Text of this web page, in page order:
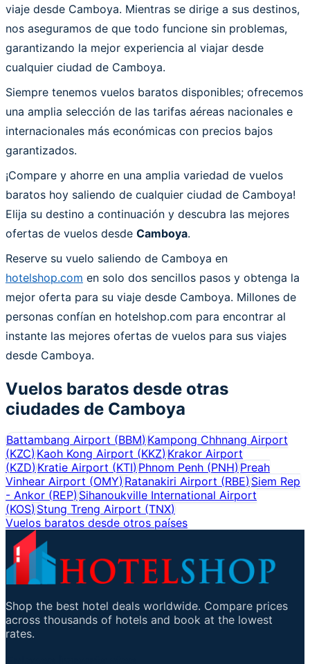
viaje desde Camboya. Mientras se dirige a sus destinos,
nos aseguramos de que todo funcione sin problemas,
garantizando la mejor experiencia al viajar desde
cualquier ciudad de Camboya.
Siempre tenemos vuelos baratos disponibles; ofrecemos
una amplia selección de las tarifas aéreas nacionales e
internacionales más económicas con precios bajos
garantizados.
¡Compare y ahorre en una amplia variedad de vuelos
baratos hoy saliendo de cualquier ciudad de Camboya!
Elija su destino a continuación y descubra las mejores
ofertas de vuelos desde Camboya.
Reserve su vuelo saliendo de Camboya en
hotelshop.com en solo dos sencillos pasos y obtenga la
mejor oferta para su viaje desde Camboya. Millones de
personas confían en hotelshop.com para encontrar al
instante las mejores ofertas de vuelos para sus viajes
desde Camboya.
Vuelos baratos desde otras
ciudades de Camboya
Battambang Airport (BBM)Kampong Chhnang Airport
(KZC)Kaoh Kong Airport (KKZ) Krakor Airport
(KZD)Kratie Airport (KTI) Phnom Penh (PNH) Preah
Vinhear Airport (OMY)Ratanakiri Airport (RBE) Siem Rep
- Ankor (REP)Sihanoukville International Airport
(KOS)Stung Treng Airport (TNX)
Vuelos baratos desde otros países
Shop the best hotel deals worldwide. Compare prices
across thousands of hotels and book at the lowest
rates.